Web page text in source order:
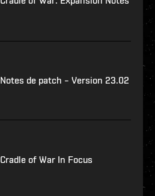
Notes de patch – Version 23.02
Cradle of War In Focus